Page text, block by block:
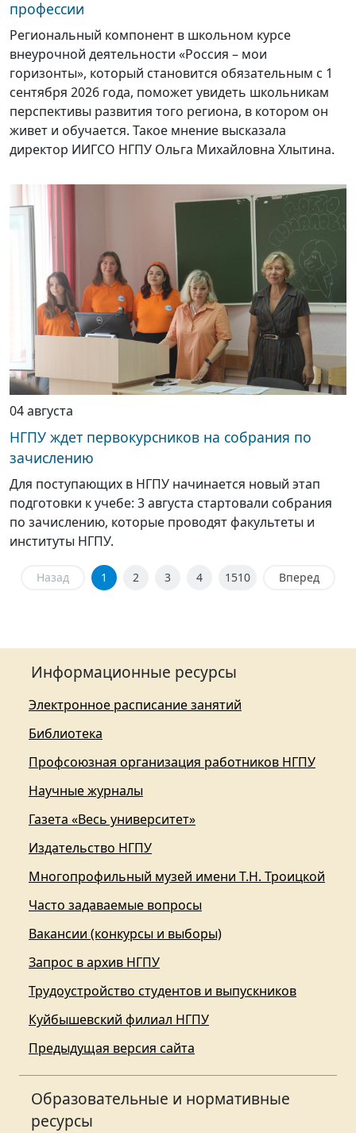
профессии
Региональный компонент в школьном курсе
внеурочной деятельности «Россия – мои
горизонты», который становится обязательным с 1
сентября 2026 года, поможет увидеть школьникам
перспективы развития того региона, в котором он
живет и обучается. Такое мнение высказала
директор ИИГСО НГПУ Ольга Михайловна Хлытина.
04 августа
НГПУ ждет первокурсников на собрания по
зачислению
Для поступающих в НГПУ начинается новый этап
подготовки к учебе: 3 августа стартовали собрания
по зачислению, которые проводят факультеты и
институты НГПУ.
Назад 1 2 3 4 1510 Вперед
Информационные ресурсы
Электронное расписание занятий
Библиотека
Профсоюзная организация работников НГПУ
Научные журналы
Газета «Весь университет»
Издательство НГПУ
Многопрофильный музей имени Т.Н. Троицкой
Часто задаваемые вопросы
Вакансии (конкурсы и выборы)
Запрос в архив НГПУ
Трудоустройство студентов и выпускников
Куйбышевский филиал НГПУ
Предыдущая версия сайта
Образовательные и нормативные
ресурсы